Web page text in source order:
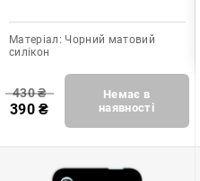
Матеріал: Чорний матовий
силікон
430₴
390₴
Немає в
наявності